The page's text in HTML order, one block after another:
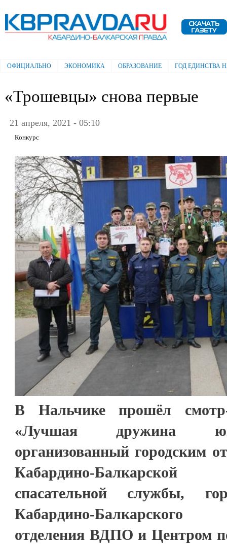
Электронная газета "Кабардино-
Балкарская правда"
Главное меню
ОФИЦИАЛЬНО ЭКОНОМИКА ОБРАЗОВАНИЕ ГОД ЕДИНСТВА
«Трошевцы» снова первые
21 апреля, 2021 - 05:10
Конкурс
В Нальчике прошёл
«Лучшая дружина
организованный городским
Кабардино-Балкарской
спасательной службы,
Кабардино-Балкарского
отделения ВДПО и Центром